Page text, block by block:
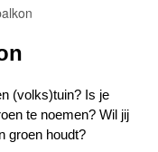
(volks)tuin? Is je
te noemen? Wil jij
groen houdt?